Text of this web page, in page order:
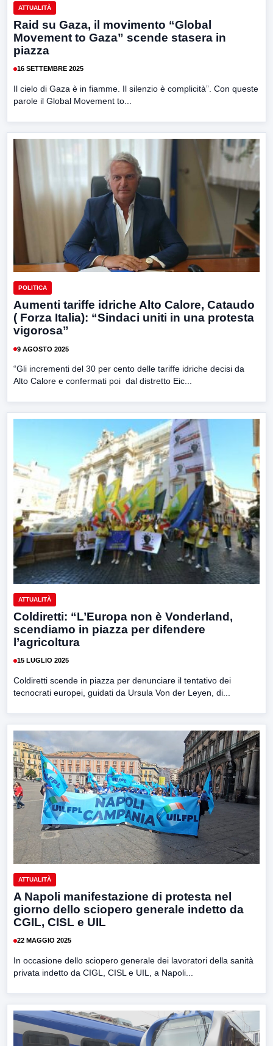
ATTUALITÀ
Raid su Gaza, il movimento “Global
Movement to Gaza” scende stasera in
piazza
16 SETTEMBRE 2025
Il cielo di Gaza è in fiamme. Il silenzio è complicità”. Con queste
parole il Global Movement to...
POLITICA
Aumenti tariffe idriche Alto Calore, Cataudo
( Forza Italia): “Sindaci uniti in una protesta
vigorosa”
9 AGOSTO 2025
“Gli incrementi del 30 per cento delle tariffe idriche decisi da
Alto Calore e confermati poi dal distretto Eic...
ATTUALITÀ
Coldiretti: “L’Europa non è Vonderland,
scendiamo in piazza per difendere
l’agricoltura
15 LUGLIO 2025
Coldiretti scende in piazza per denunciare il tentativo dei
tecnocrati europei, guidati da Ursula Von der Leyen, di...
ATTUALITÀ
A Napoli manifestazione di protesta nel
giorno dello sciopero generale indetto da
CGIL, CISL e UIL
22 MAGGIO 2025
In occasione dello sciopero generale dei lavoratori della sanità
privata indetto da CIGL, CISL e UIL, a Napoli...